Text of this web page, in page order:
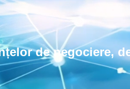
de negociere,